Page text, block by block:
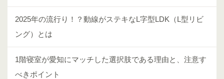
2025年の流行り！？動線がステキなL字型LDK（L型リビ
ング）とは
1階寝室が愛知にマッチした選択肢である理由と、注意す
べきポイント